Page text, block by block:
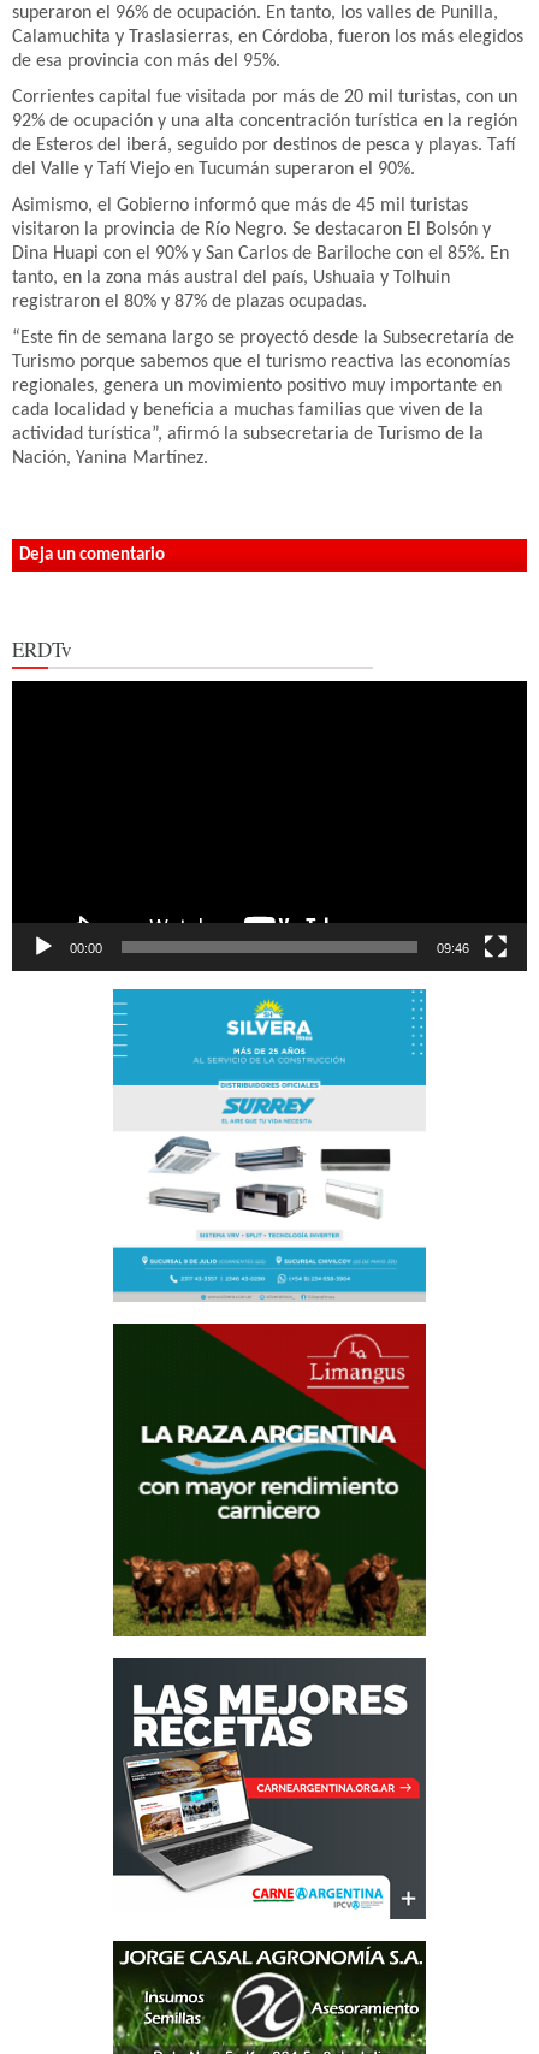
superaron el 96% de ocupación. En tanto, los valles de Punilla,
Calamuchita y Traslasierras, en Córdoba, fueron los más elegidos
de esa provincia con más del 95%.
Corrientes capital fue visitada por más de 20 mil turistas, con un
92% de ocupación y una alta concentración turística en la región
de Esteros del iberá, seguido por destinos de pesca y playas. Tafí
del Valle y Tafí Viejo en Tucumán superaron el 90%.
Asimismo, el Gobierno informó que más de 45 mil turistas
visitaron la provincia de Río Negro. Se destacaron El Bolsón y
Dina Huapi con el 90% y San Carlos de Bariloche con el 85%. En
tanto, en la zona más austral del país, Ushuaia y Tolhuin
registraron el 80% y 87% de plazas ocupadas.
“Este fin de semana largo se proyectó desde la Subsecretaría de
Turismo porque sabemos que el turismo reactiva las economías
regionales, genera un movimiento positivo muy importante en
cada localidad y beneficia a muchas familias que viven de la
actividad turística”, afirmó la subsecretaria de Turismo de la
Nación, Yanina Martínez.
Deja un comentario
ERDTv
00:00 09:46